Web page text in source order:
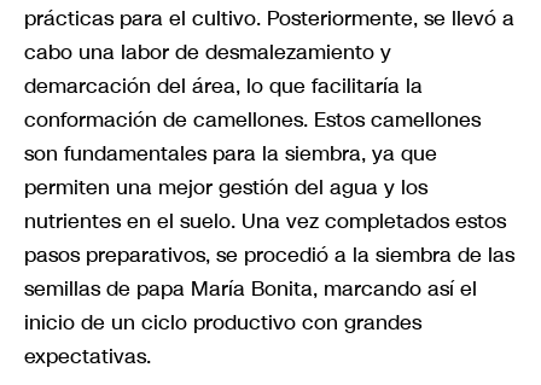
prácticas para el cultivo. Posteriormente, se llevó a
cabo una labor de desmalezamiento y
demarcación del área, lo que facilitaría la
conformación de camellones. Estos camellones
son fundamentales para la siembra, ya que
permiten una mejor gestión del agua y los
nutrientes en el suelo. Una vez completados estos
pasos preparativos, se procedió a la siembra de las
semillas de papa María Bonita, marcando así el
inicio de un ciclo productivo con grandes
expectativas.